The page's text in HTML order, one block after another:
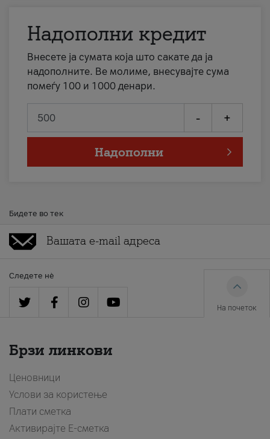
Надополни кредит
Внесете ја сумата која што сакате да ја
надополните. Ве молиме, внесувајте сума
помеѓу 100 и 1000 денари.
- +
Надополни
Бидете во тек
Следете нè
На почеток
Брзи линкови
Ценовници
Услови за користење
Плати сметка
Активирајте Е-сметка